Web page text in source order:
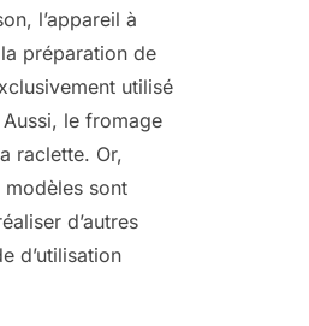
l’appareil à
préparation de
utilisé
le fromage
raclette. Or,
sont
d’autres
d’utilisation